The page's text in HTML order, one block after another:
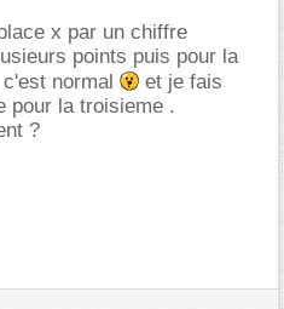
x par un chiffre
points puis pour la
normal
et je fais
pour la troisieme .
?